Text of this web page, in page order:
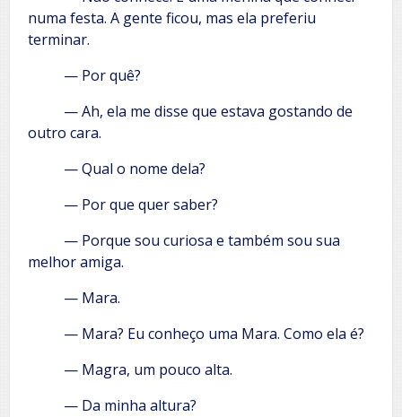
numa festa. A gente ficou, mas ela preferiu
terminar.
— Por quê?
— Ah, ela me disse que estava gostando de
outro cara.
— Qual o nome dela?
— Por que quer saber?
— Porque sou curiosa e também sou sua
melhor amiga.
— Mara.
— Mara? Eu conheço uma Mara. Como ela é?
— Magra, um pouco alta.
— Da minha altura?